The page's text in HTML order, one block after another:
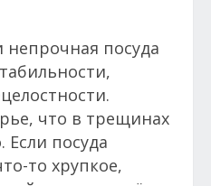
непрочная посуда
что в трещинах
Если посуда
то хрупкое,